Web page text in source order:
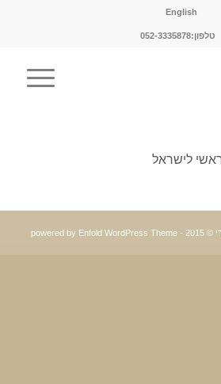
English
טלפון:052-3335878
-
powered by Enfold WordPress Theme